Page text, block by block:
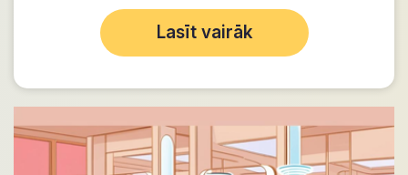
Lasīt vairāk